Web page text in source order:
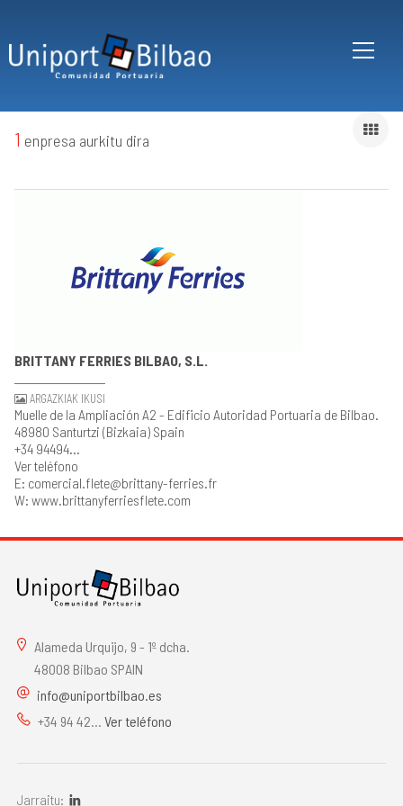
1 enpresa aurkitu dira
BRITTANY FERRIES BILBAO, S.L.
ARGAZKIAK IKUSI
Muelle de la Ampliación A2 - Edificio Autoridad Portuaria de Bilbao.
48980 Santurtzi (Bizkaia) Spain
+34 94494...
Ver teléfono
E: comercial.flete@brittany-ferries.fr
W: www.brittanyferriesflete.com
Alameda Urquijo, 9 - 1º dcha.
48008 Bilbao SPAIN
info@uniportbilbao.es
+34 94 42... Ver teléfono
Jarraitu: